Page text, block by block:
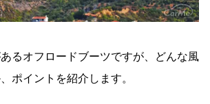
るオフロードブーツですが、どんな風
ポイントを紹介します。